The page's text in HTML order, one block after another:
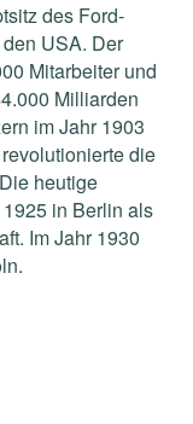
des Ford-
USA. Der
Mitarbeiter und
Milliarden
im Jahr 1903
die
heutige
in Berlin als
Im Jahr 1930